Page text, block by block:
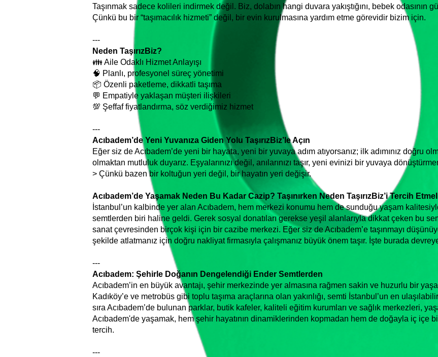
Taşınmak sadece kolileri indirmek değil. Biz, dolabın hangi duvara yakıştığını, bebek odasının
Çünkü bu bir “taşımacılık hizmeti” değil, bir evin kurulmasına yardım etme görevidir bizim için.
---
Neden TaşırızBiz?
👪 Aile Odaklı Hizmet Anlayışı
🧠 Planlı, profesyonel süreç yönetimi
📦 Özenli paketleme, dikkatli taşıma
💬 Empatiyle yaklaşan müşteri ilişkileri
💯 Şeffaf fiyatlandırma, söz verdiğimiz hizmet
---
Acıbadem’de Yeni Yuvanıza Giden Yolu TaşırızBiz’le Açın
Eğer siz de Acıbadem’de yeni bir hayata, yeni bir yuvaya adım atıyorsanız; ilk adımınız doğru
olmaktan mutluluk duyarız. Eşyalarınızı değil, anılarınızı taşır, yeni evinizi bir yuvaya
> Çünkü bazen bir koltuğun yeri değil, bir hayatın yeri değişir.
Acıbadem’de Yaşamak Neden Bu Kadar Cazip? Taşınırken Neden TaşırızBiz’i Tercih
İstanbul’un kalbinde yer alan Acıbadem, hem merkezi konumu hem de sunduğu yaşam
semtlerden biri haline geldi. Gerek sosyal donatıları gerekse yeşil alanlarıyla dikkat çeken bu
sanat çevresinden birçok kişi için bir cazibe merkezi. Eğer siz de Acıbadem’e taşınmayı
şekilde atlatmanız için doğru nakliyat firmasıyla çalışmanız büyük önem taşır. İşte burada
---
Acıbadem: Şehirle Doğanın Dengelendiği Ender Semtlerden
Acıbadem’in en büyük avantajı, şehir merkezinde yer almasına rağmen sakin ve huzurlu bir
Kadıköy’e ve metrobüs gibi toplu taşıma araçlarına olan yakınlığı, semti İstanbul’un en
sıra Acıbadem’de bulunan parklar, butik kafeler, kaliteli eğitim kurumları ve sağlık merkezleri,
Acıbadem'de yaşamak, hem şehir hayatının dinamiklerinden kopmadan hem de doğayla iç içe
tercih.
---